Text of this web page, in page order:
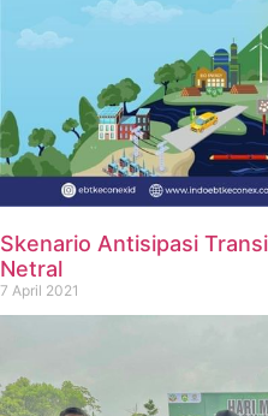
Skenario Antisipasi
Netral
7 April 2021